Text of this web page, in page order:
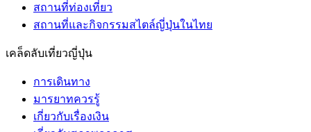
สถานที่ท่องเที่ยว
สถานที่และกิจกรรมสไตล์ญี่ปุ่นในไทย
เคล็ดลับเที่ยวญี่ปุ่น
การเดินทาง
มารยาทควรรู้
เกี่ยวกับเรื่องเงิน